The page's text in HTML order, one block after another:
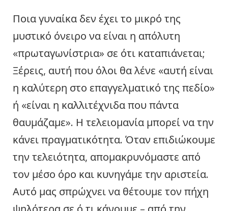
Ποια γυναίκα δεν έχει το μικρό της
μυστικό όνειρο να είναι η απόλυτη
«πρωταγωνίστρια» σε ότι καταπιάνεται;
Ξέρεις, αυτή που όλοι θα λένε «αυτή είναι
η καλύτερη στο επαγγελματικό της πεδίο»
ή «είναι η καλλιτέχνιδα που πάντα
θαυμάζαμε». Η τελειομανία μπορεί να την
κάνει πραγματικότητα. Όταν επιδιώκουμε
την τελειότητα, απομακρυνόμαστε από
τον μέσο όρο και κυνηγάμε την αριστεία.
Αυτό μας σπρώχνει να θέτουμε τον πήχη